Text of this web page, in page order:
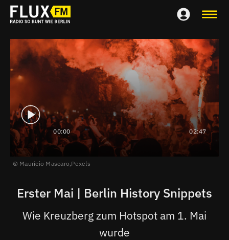
00:00 02:47
Maurício Mascaro,Pexels
Erster Mai | Berlin History Snippets
Wie Kreuzberg zum Hotspot am 1. Mai
wurde